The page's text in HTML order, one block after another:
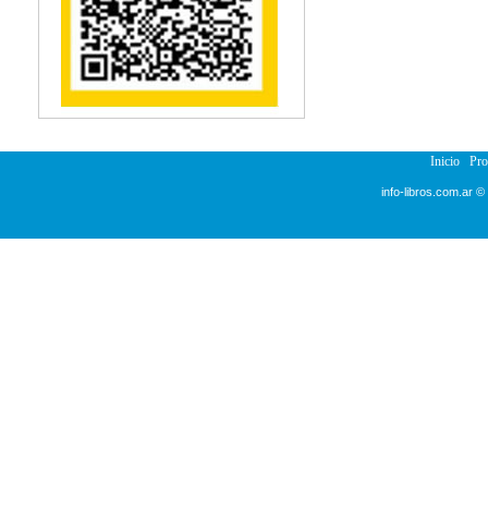
Inicio
info-libros.com.ar